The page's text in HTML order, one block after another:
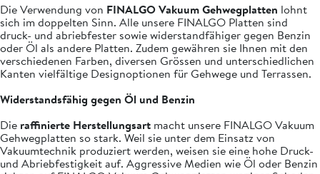
Die Verwendung von FINALGO Vakuum Gehwegplatten lohnt
sich im doppelten Sinn. Alle unsere FINALGO Platten sind
druck- und abriebfester sowie widerstandfähiger gegen Benzin
oder Öl als andere Platten. Zudem gewähren sie Ihnen mit den
verschiedenen Farben, diversen Grössen und unterschiedlichen
Kanten vielfältige Designoptionen für Gehwege und Terrassen.
Widerstandsfähig gegen Öl und Benzin
Die raffinierte Herstellungsart macht unsere FINALGO Vakuum
Gehwegplatten so stark. Weil sie unter dem Einsatz von
Vakuumtechnik produziert werden, weisen sie eine hohe Druck-
und Abriebfestigkeit auf. Aggressive Medien wie Öl oder Benzin